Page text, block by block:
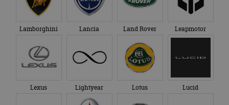
Lamborghini Lancia Land Rover Leapmotor
Lexus Lightyear Lotus Lucid